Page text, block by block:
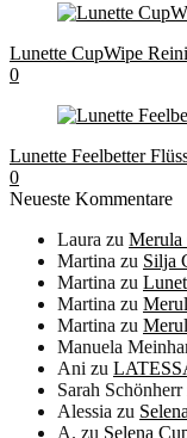
Lunette CupWipe
0
Lunette Feelbetter
0
Neueste Kommentare
Laura zu Merula
Martina zu Silja
Martina zu
Martina zu
Martina zu
Manuela
Ani zu
Sarah Schönherr
Alessia zu
A. zu Selena